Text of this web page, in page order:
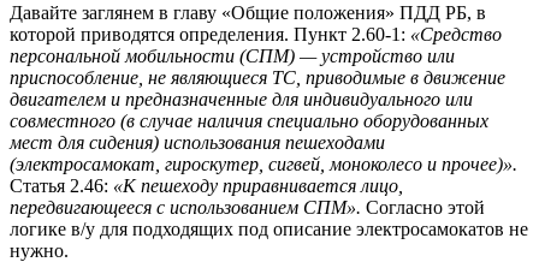
Давайте заглянем в главу «Общие положения» ПДД РБ, в
которой приводятся определения. Пункт 2.60-1: «Средство
персональной мобильности (СПМ) — устройство или
приспособление, не являющиеся ТС, приводимые в движение
двигателем и предназначенные для индивидуального или
совместного (в случае наличия специально оборудованных
мест для сидения) использования пешеходами
(электросамокат, гироскутер, сигвей, моноколесо и прочее)».
Статья 2.46: «К пешеходу приравнивается лицо,
передвигающееся с использованием СПМ». Согласно этой
логике в/у для подходящих под описание электросамокатов не
нужно.